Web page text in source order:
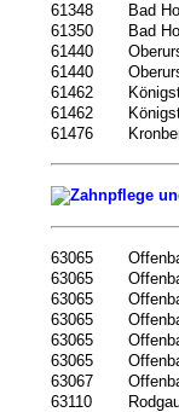
61348
Bad
61350
Bad
61440
61440
61462
61462
61476
63065
63065
63065
63065
63065
63065
63067
63110